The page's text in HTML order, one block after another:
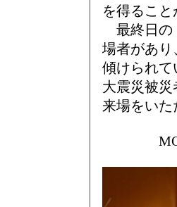
を得るこ
最終日の
場者があり
傾けられて
大震災被
来場をいた